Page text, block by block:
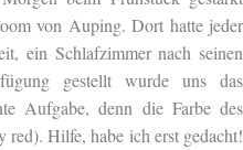
von Auping. Dort hatte jeder
ein Schlafzimmer nach seinen
gestellt wurde uns das
Aufgabe, denn die Farbe des
Hilfe, habe ich erst gedacht!